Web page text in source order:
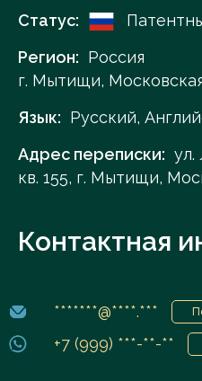
Статус:
Регион: Россия
г. Мытищи,
Язык: Русский,
Адрес переписки: ул.
кв. 155, г. Мытищи,
Контактная
*******@****.***
+7 (999) ***-**-**